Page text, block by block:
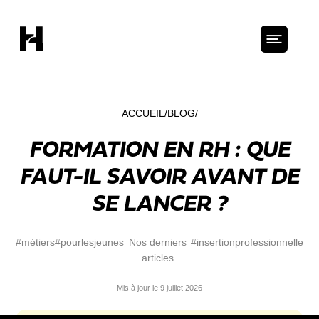
ACCUEIL BLOG
FORMATION EN RH : QUE
FAUT-IL SAVOIR AVANT DE
SE LANCER ?
#métiers#pourlesjeunes Nos derniers
articles
#insertionprofessionnelle
Mis à jour le 9 juillet 2026